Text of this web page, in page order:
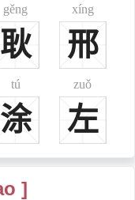
、郭洛罗氏、高佳氏等
到缘春，在迷克土官手
。
，白族语有“盖恥”，亦
。或改单姓“盖”、
“高”而得。
gěng
耿
xíng
邢
tú
涂
zuǒ
左
]